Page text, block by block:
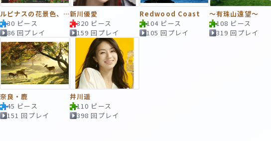
ルピナスの花景色、２。
30 ピース
86 回プレイ
新川優愛
320 ピース
159 回プレイ
Redwood Coast
104 ピース
105 回プレイ
～有珠山遠望～
108 ピース
319 回プレイ
奈良・鹿
45 ピース
151 回プレイ
井川遥
110 ピース
398 回プレイ